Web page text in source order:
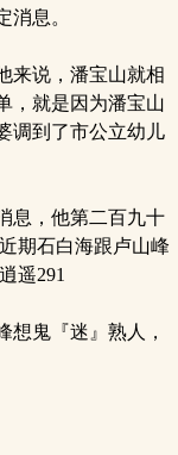
消息。
来说，潘宝山就相
，就是因为潘宝山
调到了市公立幼儿
息，他第二百九十
期石白海跟卢山峰
遥291
鬼『迷』熟人，